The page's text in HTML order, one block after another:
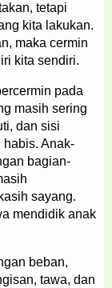
tetapi
kita lakukan.
maka cermin
kita sendiri.
pada
masih sering
dan sisi
habis. Anak-
bagian-
sayang.
mendidik anak
beban,
tawa, dan